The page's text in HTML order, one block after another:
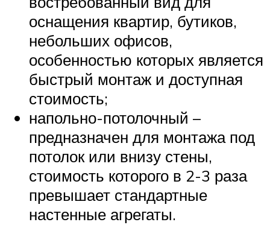
оснащения квартир, бутиков,
небольших офисов,
особенностью которых является
быстрый монтаж и доступная
стоимость;
напольно-потолочный –
предназначен для монтажа под
потолок или внизу стены,
стоимость которого в 2-3 раза
превышает стандартные
настенные агрегаты.